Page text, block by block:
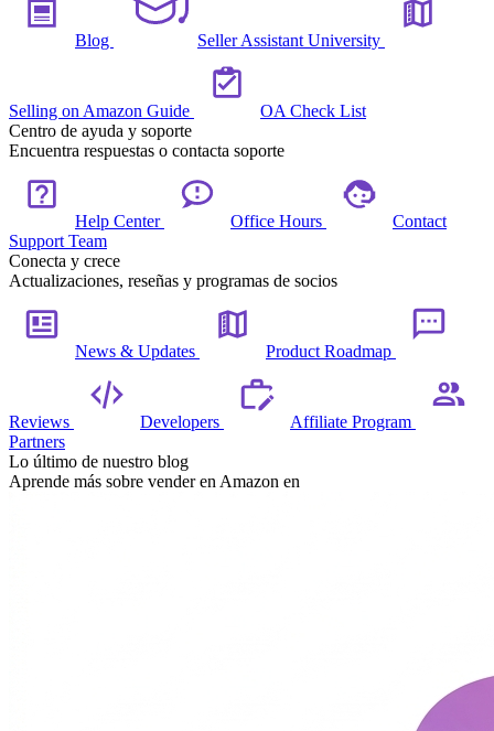
Blog Seller Assistant University
Selling on Amazon Guide
OA Check List
Centro de ayuda y soporte
Encuentra respuestas o contacta soporte
Help Center Office Hours
Contact
Support Team
Conecta y crece
Actualizaciones, reseñas y programas de socios
News & Updates Product Roadmap
Reviews Developers
Affiliate Program
Partners
Lo último de nuestro blog
Aprende más sobre vender en Amazon en